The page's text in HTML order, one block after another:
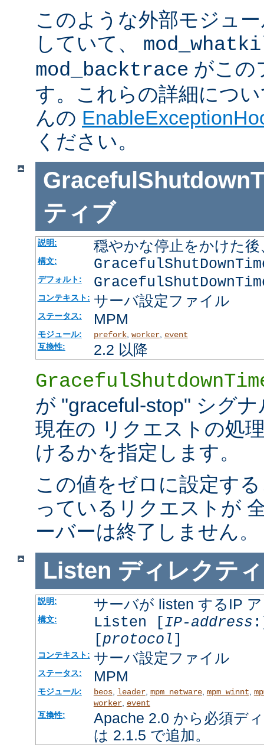
このような外部モジュ
していて、
mod_backtrace がこの
す。これらの詳細につ
んの
ください。
ティブ
説明: 穏やかな停止をかけた
構文:
デフォルト:
コンテキスト: サーバ設定ファイル
ステータス: MPM
モジュール: prefork, worker, event
互換性:
2.2 以降
が "graceful-stop" シグ
現在の リクエストの処
けるかを指定します。
この値をゼロに設定す
っているリクエストが
ーバーは終了しません。
Listen ディレクテ
説明: サーバが listen するIP
構文: Listen [IP-address
[protocol]
コンテキスト: サーバ設定ファイル
ステータス: MPM
モジュール: beos, leader, mpm_netware, mpm_winnt
worker, event
互換性:
Apache 2.0 から必須デ
は 2.1.5 で追加。